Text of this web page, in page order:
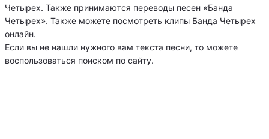
Четырех. Также принимаются переводы песен «Банда
Четырех». Также можете посмотреть клипы Банда Четырех
онлайн.
Если вы не нашли нужного вам текста песни, то можете
воспользоваться поиском по сайту.